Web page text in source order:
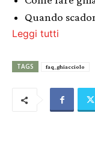
Quando
Leggi tutti
TAGS faq_ghiacciolo